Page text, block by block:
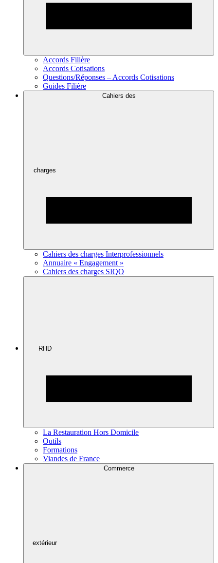
Accords Filière
Accords Cotisations
Questions/Réponses – Accords Cotisations
Guides Filière
Cahiers des
charges
Cahiers des charges Interprofessionnels
Annuaire « Engagement »
Cahiers des charges SIQO
RHD
La Restauration Hors Domicile
Outils
Formations
Viandes de France
Commerce
extérieur